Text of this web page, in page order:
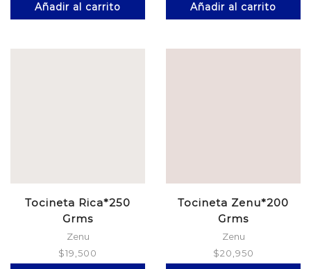
Añadir al carrito Añadir al carrito
Tocineta Rica*250
Grms
Zenu
$19,500
Tocineta Zenu*200
Grms
Zenu
$20,950